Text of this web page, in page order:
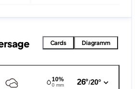
Cards Diagramm
10%
0 mm 26°/20°